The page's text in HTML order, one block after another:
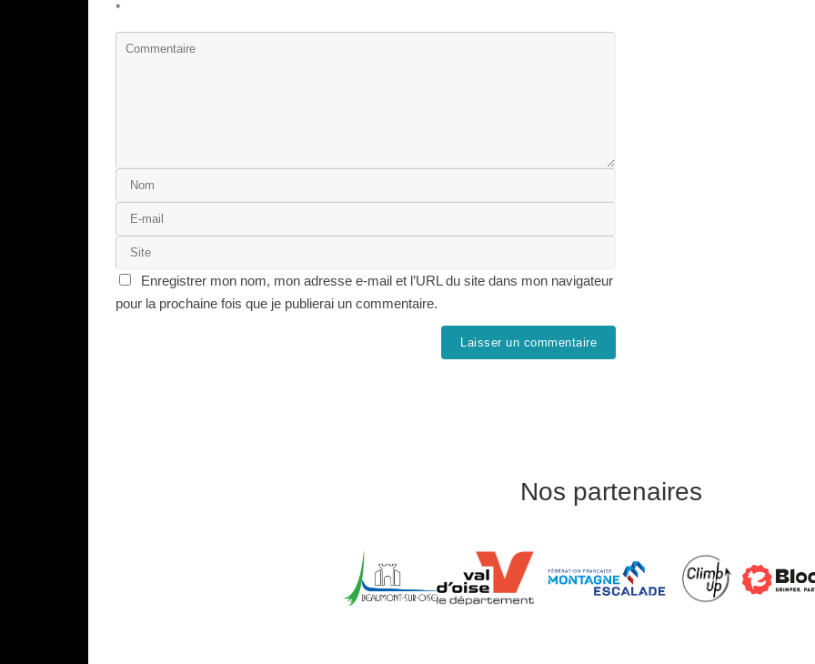
*
Enregistrer mon nom, mon adresse e-mail et l’URL du site dans mon navigateur
pour la prochaine fois que je publierai un commentaire.
Nos partenaires